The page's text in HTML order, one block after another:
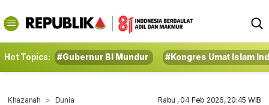
Hot Topics: #Gubernur BI Mundur #Kongres Umat Islam
Khazanah Dunia Rabu , 04 Feb 2026, 20:45 WIB